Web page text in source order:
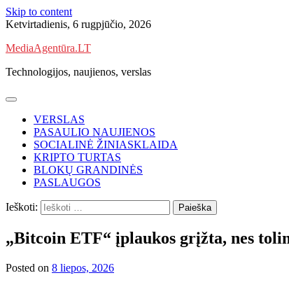
Skip to content
Ketvirtadienis, 6 rugpjūčio, 2026
MediaAgentūra.LT
Technologijos, naujienos, verslas
VERSLAS
PASAULIO NAUJIENOS
SOCIALINĖ ŽINIASKLAIDA
KRIPTO TURTAS
BLOKŲ GRANDINĖS
PASLAUGOS
Ieškoti:
„Bitcoin ETF“ įplaukos grįžta, nes
Posted on 8 liepos, 2026